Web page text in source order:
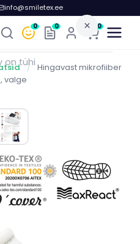
info@smiletex.ee
0 0 0
/
Hingavast mikrofiiber
valge
×
on tühi